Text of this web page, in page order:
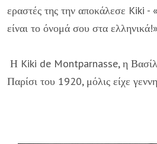
εραστές της την αποκάλεσε Kiki -
είναι το όνομά σου στα
Η Kiki de Montparnasse, η
Παρίσι του 1920, μόλις είχε